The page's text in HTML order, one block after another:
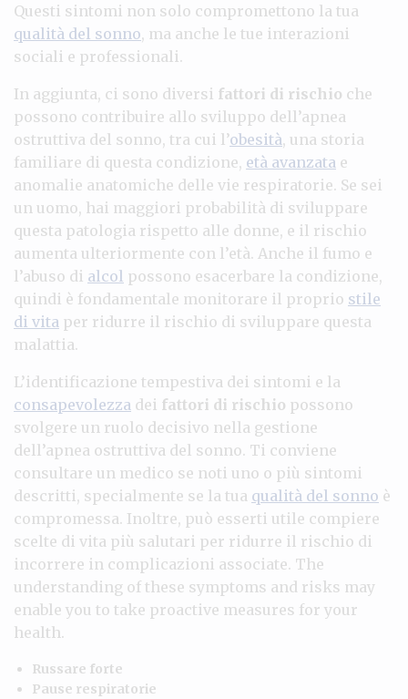
Questi sintomi non solo compromettono la tua
qualità del sonno, ma anche le tue interazioni
sociali e professionali.
In aggiunta, ci sono diversi fattori di rischio che
possono contribuire allo sviluppo dell’apnea
ostruttiva del sonno, tra cui l’obesità, una storia
familiare di questa condizione, età avanzata e
anomalie anatomiche delle vie respiratorie. Se sei
un uomo, hai maggiori probabilità di sviluppare
questa patologia rispetto alle donne, e il rischio
aumenta ulteriormente con l’età. Anche il fumo e
l’abuso di alcol possono esacerbare la condizione,
quindi è fondamentale monitorare il proprio stile
di vita per ridurre il rischio di sviluppare questa
malattia.
L’identificazione tempestiva dei sintomi e la
consapevolezza dei fattori di rischio possono
svolgere un ruolo decisivo nella gestione
dell’apnea ostruttiva del sonno. Ti conviene
consultare un medico se noti uno o più sintomi
descritti, specialmente se la tua qualità del sonno è
compromessa. Inoltre, può esserti utile compiere
scelte di vita più salutari per ridurre il rischio di
incorrere in complicazioni associate. The
understanding of these symptoms and risks may
enable you to take proactive measures for your
health.
Russare forte
Pause respiratorie